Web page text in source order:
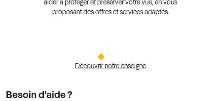
aider à protéger et préserver votre vue, en vous
proposant des offres et services adaptés.
Découvrir notre enseigne
Besoin d’aide ?